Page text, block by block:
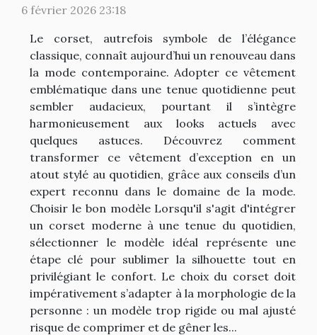
6 février 2026 23:18
Le corset, autrefois symbole de l’élégance
classique, connaît aujourd’hui un renouveau dans
la mode contemporaine. Adopter ce vêtement
emblématique dans une tenue quotidienne peut
sembler audacieux, pourtant il s’intègre
harmonieusement aux looks actuels avec
quelques astuces. Découvrez comment
transformer ce vêtement d’exception en un
atout stylé au quotidien, grâce aux conseils d’un
expert reconnu dans le domaine de la mode.
Choisir le bon modèle Lorsqu'il s'agit d'intégrer
un corset moderne à une tenue du quotidien,
sélectionner le modèle idéal représente une
étape clé pour sublimer la silhouette tout en
privilégiant le confort. Le choix du corset doit
impérativement s’adapter à la morphologie de la
personne : un modèle trop rigide ou mal ajusté
risque de comprimer et de gêner les...